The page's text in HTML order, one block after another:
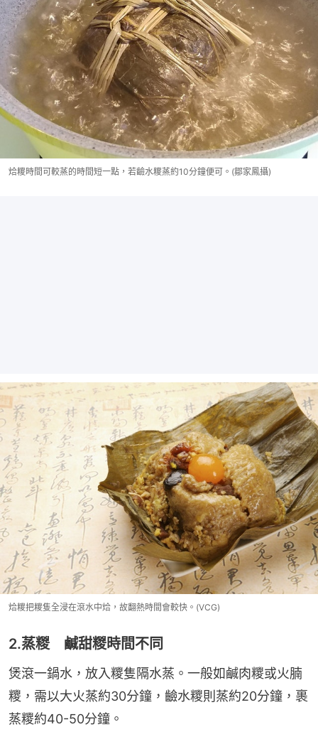
烚糭時間可較蒸的時間短一點，若䶨水糭蒸約10分鐘便可。(鄒家鳳攝)
烚糭把糭隻全浸在滾水中烚，故翻熱時間會較快。(VCG)
2.蒸糉 鹹甜糉時間不同
煲滾一鍋水，放入糭隻隔水蒸。一般如鹹肉糭或火腩
糭，需以大火蒸約30分鐘，䶨水糭則蒸約20分鐘，裹
蒸糭約40-50分鐘。